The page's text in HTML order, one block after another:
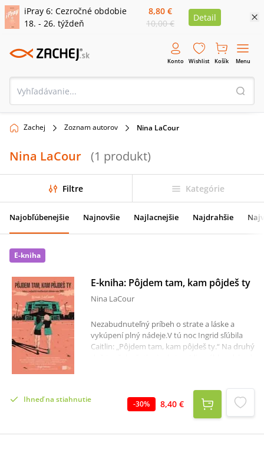
iPray 6: Cezročné obdobie
18. - 26. týždeň
8,80 €
10,00 €
Detail
Konto Wishlist Košík Menu
Zachej Zoznam autorov Nina LaCour
Nina LaCour (1 produkt)
Filtre Kategórie
Najobľúbenejšie Najnovšie Najlacnejšie Najdrahšie
E-kniha
E-kniha: Pôjdem tam, kam pôjdeš ty
Nina LaCour
Nezabudnuteľný príbeh o strate a láske a
vykúpení plný nádeje.V tú noc Ingrid sľúbila
Caitlin: „Pôjdem tam, kam pôjdeš ty.“ Na druhý
spolu zdieľali ako najlepšie kamarátky,
nenachádza svoje miesto. Nanešťastie tu po
Ingrid niečo ostalo. Na papier zaznamenala
zbohom. Caitlin na stránkach plných žiaľu
Ihneď na stiahnutie -30% 8,40 €